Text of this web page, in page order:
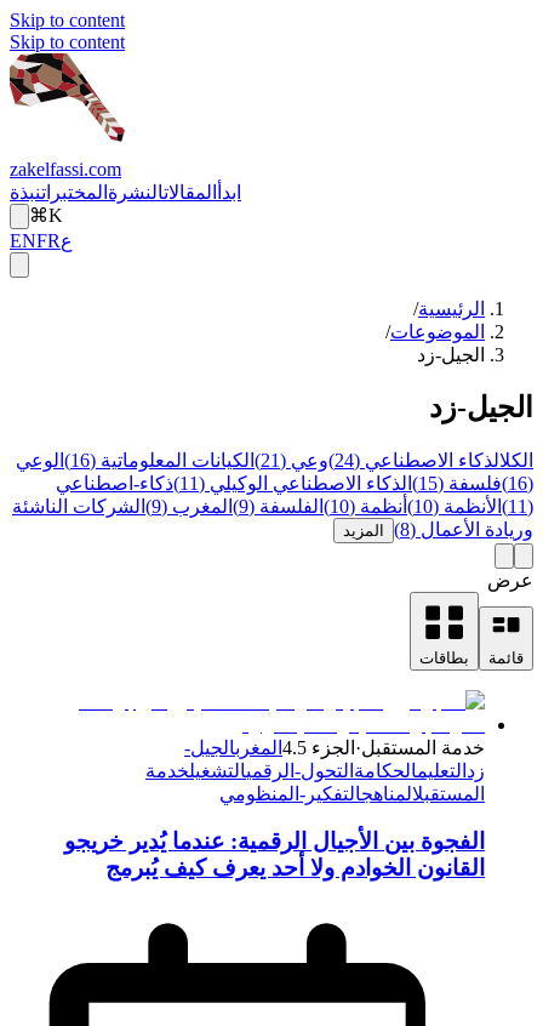
Skip to content
Skip to content
zakelfassi.com
ابدأ المقالاتالنشرة المختبراتنبذة
⌘K
ENFRع
الرئيسية/
الموضوعات/
الجيل-زد
الجيل-زد
الكلالذكاء الاصطناعي (
24
)وعي (
21
) الكيانات المعلوماتية (
16
) الوعي
(
16
)فلسفة (
15
) الذكاء الاصطناعي الوكيلي (
11
)ذكاء-اصطناعي
(
11
) الأنظمة (
10
) أنظمة (
10
) الفلسفة (
9
) المغرب (
9
) الشركات الناشئة
وريادة الأعمال (
8
) المزيد
عرض
قائمة بطاقات
خدمة المستقبل· الجزء 4.5 المغربالجيل-
زد التعليمالحكامة التحول-الرقميالتشغيلخدمة
المستقبلالمناهجالتفكير-المنظومي
الفجوة بين الأجيال الرقمية: عندما يُدير خريجو
القانون الخوادم ولا أحد يعرف كيف يُبرمج